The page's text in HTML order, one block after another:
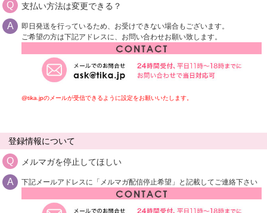
支払い方法は変更できる？
即日発送を行っているため、お受けできない場合もございます。
ご希望の方は下記アドレスに、お問い合わせお願い致します。
@tika.jpのメールが受信できるように設定をお願いいたします。
登録情報について
メルマガを停止してほしい
下記メールアドレスに「メルマガ配信停止希望」と記載してご連絡下さい